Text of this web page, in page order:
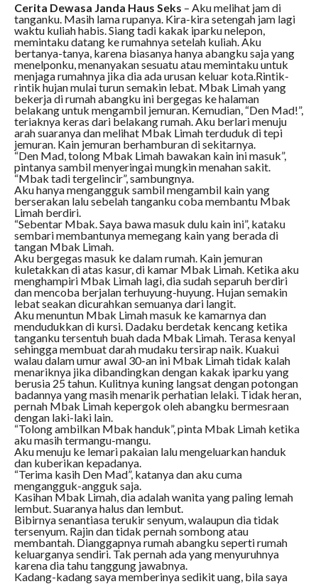
Cerita Dewasa Janda Haus Seks – Aku melihat jam di
tanganku. Masih lama rupanya. Kira-kira setengah jam lagi
waktu kuliah habis. Siang tadi kakak iparku nelepon,
memintaku datang ke rumahnya setelah kuliah. Aku
bertanya-tanya, karena biasanya hanya abangku saja yang
menelponku, menanyakan sesuatu atau memintaku untuk
menjaga rumahnya jika dia ada urusan keluar kota.Rintik-
rintik hujan mulai turun semakin lebat. Mbak Limah yang
bekerja di rumah abangku ini bergegas ke halaman
belakang untuk mengambil jemuran. Kemudian, “Den Mad!”,
teriaknya keras dari belakang rumah. Aku berlari menuju
arah suaranya dan melihat Mbak Limah terduduk di tepi
jemuran. Kain jemuran berhamburan di sekitarnya.
“Den Mad, tolong Mbak Limah bawakan kain ini masuk”,
pintanya sambil menyeringai mungkin menahan sakit.
“Mbak tadi tergelincir”, sambungnya.
Aku hanya mengangguk sambil mengambil kain yang
berserakan lalu sebelah tanganku coba membantu Mbak
Limah berdiri.
“Sebentar Mbak. Saya bawa masuk dulu kain ini”, kataku
sembari membantunya memegang kain yang berada di
tangan Mbak Limah.
Aku bergegas masuk ke dalam rumah. Kain jemuran
kuletakkan di atas kasur, di kamar Mbak Limah. Ketika aku
menghampiri Mbak Limah lagi, dia sudah separuh berdiri
dan mencoba berjalan terhuyung-huyung. Hujan semakin
lebat seakan dicurahkan semuanya dari langit.
Aku menuntun Mbak Limah masuk ke kamarnya dan
mendudukkan di kursi. Dadaku berdetak kencang ketika
tanganku tersentuh buah dada Mbak Limah. Terasa kenyal
sehingga membuat darah mudaku tersirap naik. Kuakui
walau dalam umur awal 30-an ini Mbak Limah tidak kalah
menariknya jika dibandingkan dengan kakak iparku yang
berusia 25 tahun. Kulitnya kuning langsat dengan potongan
badannya yang masih menarik perhatian lelaki. Tidak heran,
pernah Mbak Limah kepergok oleh abangku bermesraan
dengan laki-laki lain.
“Tolong ambilkan Mbak handuk”, pinta Mbak Limah ketika
aku masih termangu-mangu.
Aku menuju ke lemari pakaian lalu mengeluarkan handuk
dan kuberikan kepadanya.
“Terima kasih Den Mad”, katanya dan aku cuma
mengangguk-angguk saja.
Kasihan Mbak Limah, dia adalah wanita yang paling lemah
lembut. Suaranya halus dan lembut.
Bibirnya senantiasa terukir senyum, walaupun dia tidak
tersenyum. Rajin dan tidak pernah sombong atau
membantah. Dianggapnya rumah abangku seperti rumah
keluarganya sendiri. Tak pernah ada yang menyuruhnya
karena dia tahu tanggung jawabnya.
Kadang-kadang saya memberinya sedikit uang, bila saya